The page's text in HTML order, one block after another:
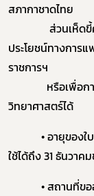
สภากาชาดไทย
ส่วนเห็ดขี้ควา
ประโยชน์ทางการ
ราชการฯ
หรือเพื่อการวิ
วิทยาศาสตร์ได้
• อายุของใบอ
ใช้ได้ถึง 31 ธันวา
• สถานที่ขออนุ